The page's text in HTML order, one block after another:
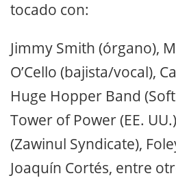
tocado con:
Jimmy Smith (órgano),
O’Cello (bajista/vocal),
Huge Hopper Band
Tower of Power (EE.
(Zawinul Syndicate),
Joaquín Cortés, entre